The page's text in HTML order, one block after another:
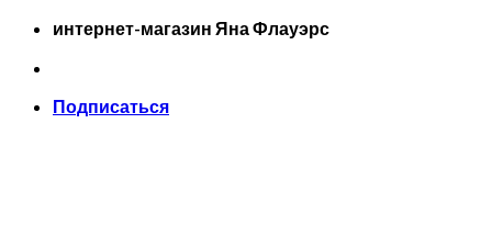
Skip
content
интернет-магазин Яна Флауэрс
Подписаться